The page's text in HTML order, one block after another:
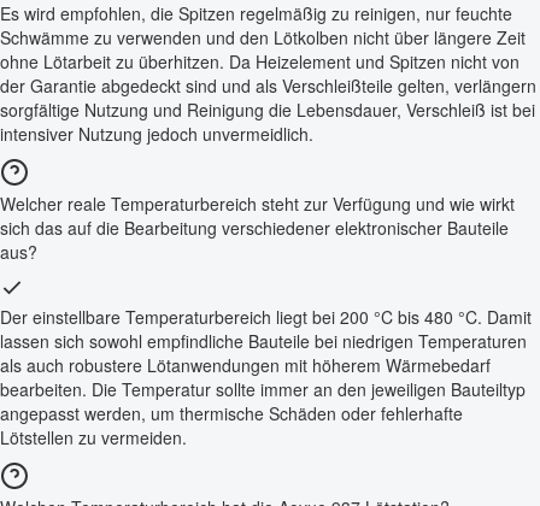
Es wird empfohlen, die Spitzen regelmäßig zu reinigen, nur feuchte
Schwämme zu verwenden und den Lötkolben nicht über längere Zeit
ohne Lötarbeit zu überhitzen. Da Heizelement und Spitzen nicht von
der Garantie abgedeckt sind und als Verschleißteile gelten, verlängern
sorgfältige Nutzung und Reinigung die Lebensdauer, Verschleiß ist bei
intensiver Nutzung jedoch unvermeidlich.
Welcher reale Temperaturbereich steht zur Verfügung und wie wirkt
sich das auf die Bearbeitung verschiedener elektronischer Bauteile
aus?
Der einstellbare Temperaturbereich liegt bei 200 °C bis 480 °C. Damit
lassen sich sowohl empfindliche Bauteile bei niedrigen Temperaturen
als auch robustere Lötanwendungen mit höherem Wärmebedarf
bearbeiten. Die Temperatur sollte immer an den jeweiligen Bauteiltyp
angepasst werden, um thermische Schäden oder fehlerhafte
Lötstellen zu vermeiden.